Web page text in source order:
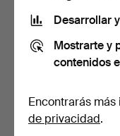
Desarrollar
Mostrarte y
contenidos
Encontrarás
de privacidad.